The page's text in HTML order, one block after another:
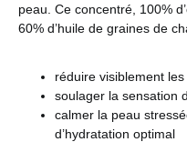
peau. Ce concentré, 100%
60% d’huile de graines de
réduire visiblement
soulager la sensation
calmer la peau
d’hydratation optimal